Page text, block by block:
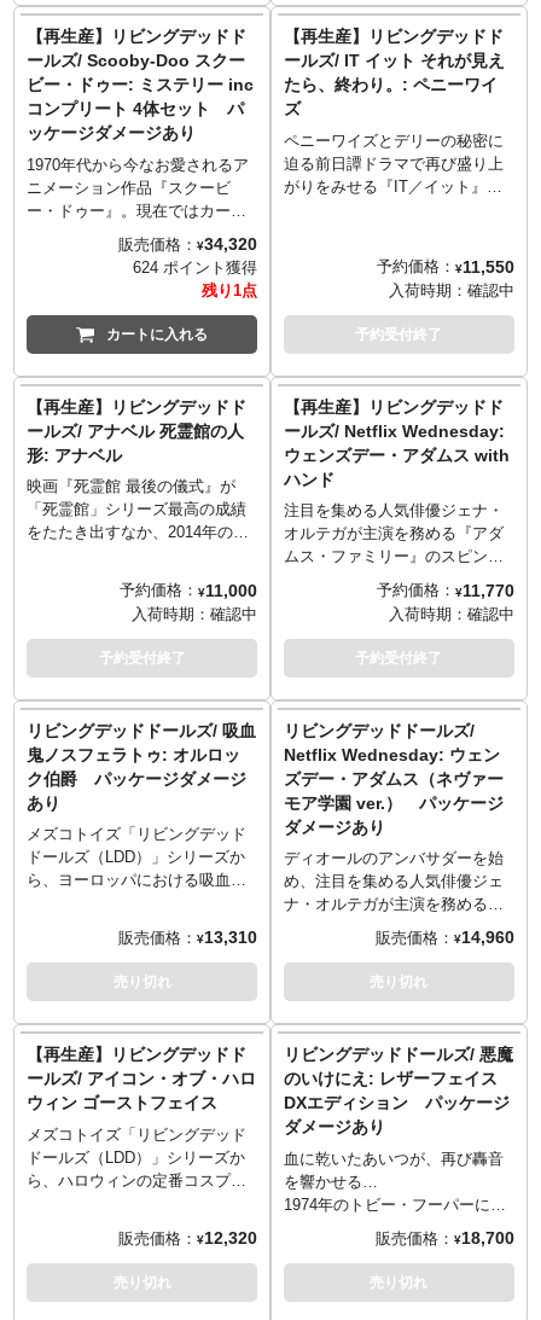
ズ1にラインナップされていた
「シン」！新たなダミアンに
は、交換可能な2種の"デスマス
ク"フェイスパーツ、そしてリア
ルなガラス調の素材を使用して
再現された眼球は通常と赤目の2
種が付属。ボディは約18個所に
増えた可動域で、ポージングの
幅も格段にアップ！コスチュー
れた赤いベルベットのドレス、
フリルの付いた靴下、Tストラッ
プの靴と凝った仕様に。他にも
炎の王冠やサタニックケープな
ど、小さな悪魔シンを演出する
す。
ぜひ他の次世代LDDと共に新た
な世界をお楽しみください。
※入荷数の減数などによりご予
約をキャンセル頂く場合や、分
納での入荷となる場合がござい
ます。またパッケージは輸送用
もございます。
【THE LIVING DEAD DOLLS -
SIN】
Eighteen (18) points of
articulation
Two (2) interchangeable,
expressive "Death Masks"
Two (2) sets of glass-like eyes
Six (6) interchangeable hands
■Outfit:
One (1) Satanic Cape
One (1) pair of white ruffly socks
One (1) pair of black T-strap
Mary Jane style shoes
One (1) The Flaming Crown of
Cruelty
One (1) pitchfork
One (1) flame base
続くは、こちらも初期の傑作
「エッグゾシスト」です。待望
と言ってもいい今回の再ライン
ナップでは、ウサギの着ぐるみ
コスチューム（なんと耳にワイ
ヤー内蔵！）、首元に巻かれた
縄と、エッグゾシストらしさが
そのままでよみがえり。ボディ
使い、眼球可動も内蔵。手に持
たせることが出来るバスケット
には虫、ムシ、蟲。デザインが
凝っているたまごも5個付属しま
次は…今後のシリーズ展開が楽
しみです！
【再生産】リビングデッドド
ールズ/ Scooby-Doo スクー
ビー・ドゥー: ミステリー inc
コンプリート 4体セット パ
ッケージダメージあり
1970年代から今なお愛されるア
ニメーション作品『スクービ
ー・ドゥー』。現在ではカート
ゥーンで『ビー・クール スクー
ビー・ドゥー！』、実写映画も
展開するこの人気作を、メズコ
トイズが「リビングデッドドー
ルズ（LDD）」シリーズでドー
ル化しました！アニメと相性が
みにより、ちょっぴりオールド
感漂う雰囲気に。数々のミステ
リーを解き明かしていくストー
リーなのに、自分たちが「生き
る屍（リビングデッド）」にな
ってしまうというメタ視点な仕
様も面白い！ヴェルマ＆フレッ
ットで、各キャラに付属するパ
ーツを組み合わせることでマス
コット「スクービー・ドゥー」
のパッケージにダメージがあり
ます。
販売価格： ¥34,320
624 ポイント獲得
残り1点
カートに入れる
【再生産】リビングデッドド
ールズ/ IT イット それが見え
たら、終わり。: ペニーワイ
ズ
ペニーワイズとデリーの秘密に
迫る前日譚ドラマで再び盛り上
がりをみせる『IT／イット』。
デッドドールズ（LDD）」か
ら、『IT それが見えたら、終わ
り。』のペニーワイズが再生産
決定！他のLDDシリーズと同じ
く全身5箇所可動となったビル・
ワイズ」、オレンジレッドの髪
の毛、真っ白な顔、その顔に入
った隈取りのようなライン、
「狂気」を指し示す眼など、劇
中の姿をしっかりLDDフォーマ
ットに落とし込んでいます。フ
リフリのフリルが付いたコスチ
ュームも、布製というメリット
ウィンドウボックス仕様のパッ
ケージには、アクセサリーとし
てあの赤いバルーンも付属しま
予約価格： ¥11,550
入荷時期： 確認中
予約受付終了
【再生産】リビングデッドド
ールズ/ アナベル 死霊館の人
形: アナベル
映画『死霊館 最後の儀式』が
「死霊館」シリーズ最高の成績
をたたき出すなか、2014年の映
アナベルの「リビングデッドド
ールズ（LDD）」が再生産決
定！悪魔に憑かれた「呪いの人
形」アナベルをLDDフォーマッ
トに落とし込み、ドレスのよう
ア、ペイントで再現された顔の
傷など、劇中の雰囲気を演出し
ています。可動域は他のLDDシ
リーズと同じく全身5箇所、パッ
ケージは映画の雰囲気に合わせ
たデザインのウィンドウボック
スを採用。
予約価格： ¥11,000
入荷時期： 確認中
予約受付終了
【再生産】リビングデッドド
ールズ/ Netflix Wednesday:
ウェンズデー・アダムス with
ハンド
注目を集める人気俳優ジェナ・
オルテガが主演を務める『アダ
ムス・ファミリー』のスピンオ
フドラマ『ウェンズデー』。シ
ーズン2もスタートし、盛り上が
りを見せる中、メズコからは、
主人公の頭脳明晰で皮肉屋、そ
していつも暗い面持ちのアダム
び！白襟の黒ワンピース、レギ
ンスにブーツと、少しクラシカ
ルな姿は、劇中のウェンズデー
と同じ。作品の雰囲気との相性
もあり、LDD化したウェンズデ
ーもミステリアス＆ホラー！簡
易的な可動でかわいいポーズ
も。相棒ハンドが付属する点も
予約価格： ¥11,770
入荷時期： 確認中
予約受付終了
リビングデッドドールズ/ 吸血
鬼ノスフェラトゥ: オルロッ
ク伯爵 パッケージダメージ
あり
メズコトイズ「リビングデッド
ドールズ（LDD）」シリーズか
ら、ヨーロッパにおける吸血鬼
怪奇小説を元にしたとされる、
F・W・ムルナウによる1922年
最初期のドラキュラ作品の一つ
であるサイレント映画『吸血鬼
ノスフェラトゥが再設計され新
たに登場。特徴的なフロックコ
ートや長い腕なども再現され雰
囲気もバッチリ！帽子は着脱が
可能。
販売価格： ¥13,310
売り切れ
リビングデッドドールズ/
Netflix Wednesday: ウェン
ズデー・アダムス（ネヴァー
モア学園 ver.） パッケージ
ダメージあり
ディオールのアンバサダーを始
め、注目を集める人気俳優ジェ
ナ・オルテガが主演を務める
『アダムス・ファミリー』のス
ピンオフドラマ『ウェンズデ
ー』。最新シリーズを待ち望む
中、メズコのLDDシリーズか
ら、両親も通った特殊な能力を
持つ子供たちの学校「ネヴァー
モア学園」の制服姿となったウ
ェンズデー・アダムスが新たに
登場！LDDとの抜群の愛称を見
せるウェンズデーをぜひ！
販売価格： ¥14,960
売り切れ
【再生産】リビングデッドド
ールズ/ アイコン・オブ・ハロ
ウィン ゴーストフェイス
メズコトイズ「リビングデッド
ドールズ（LDD）」シリーズか
ら、ハロウィンの定番コスプレ
イヴンによる映画『スクリー
ム』シリーズなどでも知られ
る、恐怖の象徴であるゴースト
販売価格： ¥12,320
売り切れ
リビングデッドドールズ/ 悪魔
のいけにえ: レザーフェイス
DXエディション パッケージ
ダメージあり
血に乾いたあいつが、再び轟音
を響かせる…
1974年のトビー・フーパーによ
る傑作映画『悪魔のいけにえ』
から、DXエディションとなった
レザーフェイスが、メズコの看
板シリーズ「リビングデッドド
販売価格： ¥18,700
売り切れ